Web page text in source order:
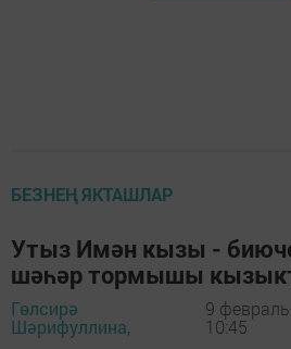
БЕЗНЕҢ ЯКТАШЛАР
Утыз Имән кызы -
шәһәр тормышы
Гөлсирә
Шәрифуллина,
9
10:45